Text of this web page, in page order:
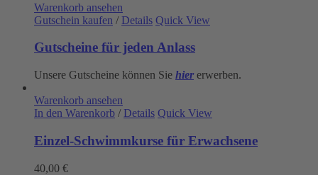
Warenkorb ansehen
Gutschein kaufen / Details Quick View
Gutscheine für jeden Anlass
Unsere Gutscheine können Sie hier erwerben.
Warenkorb ansehen
In den Warenkorb / Details Quick View
Einzel-Schwimmkurse für Erwachsene
40,00 €